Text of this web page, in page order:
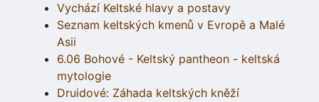
Vychází Keltské hlavy a postavy
Seznam keltských kmenů v Evropě a Malé
Asii
6.06 Bohové - Keltský pantheon - keltská
mytologie
Druidové: Záhada keltských kněží